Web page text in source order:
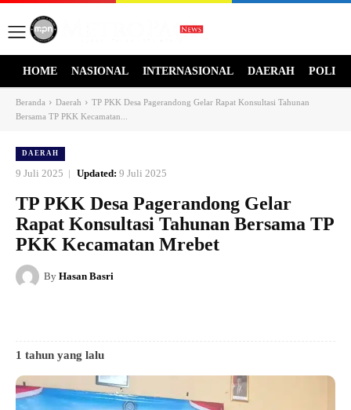
HOME NASIONAL INTERNASIONAL DAERAH
Beranda Daerah
TP PKK Desa Pagerandong Gelar Rapat Konsultasi Tahunan
Bersama TP PKK Kecamatan...
DAERAH
9 Juli 2025 Updated: 9 Juli 2025
TP PKK Desa Pagerandong Gelar
Rapat Konsultasi Tahunan Bersama TP
PKK Kecamatan Mrebet
By Hasan Basri
1 tahun yang lalu